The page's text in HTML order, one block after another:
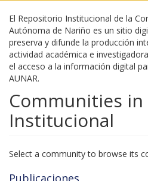
El Repositorio Institucional de la
Autónoma de Nariño es un sitio
preserva y difunde la producción
actividad académica e
el acceso a la información digital
AUNAR.
Communities
Institucional
Select a community to browse its
Publicaciones